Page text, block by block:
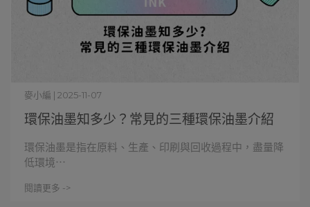
環保油墨知多少？常見的三種環保油墨介紹
麥小編 | 2025-11-07
環保油墨是指在原料、生產、印刷與回收過程中，盡量降
低環境⋯
閱讀更多 ->